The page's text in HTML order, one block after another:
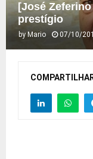
[José
prestígio
by Mario 07/10/